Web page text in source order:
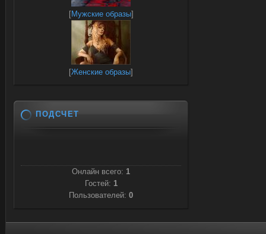
[Мужские образы]
[Женские образы]
ПОДСЧЕТ
Онлайн всего: 1
Гостей: 1
Пользователей: 0